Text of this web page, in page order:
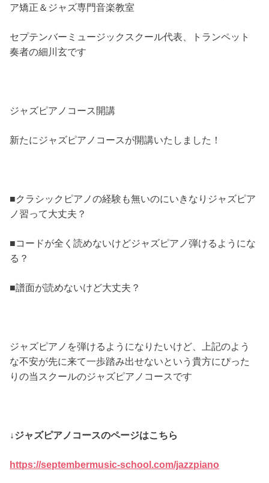
ア矯正＆ジャズ専門音楽教室
セプテンバーミュージックスクール代表、トランペット
奏者の細川玄です
ジャズピアノコース開講
新たにジャズピアノコースが開講いたしました！
■クラシックピアノの経験も無いのにいきなりジャズピア
ノ習って大丈夫？
■コードが全く読めないけどジャズピアノ弾けるようにな
る？
■譜面が読めないけど大丈夫？
ジャズピアノを弾けるようになりたいけど、上記のよう
な不安が先に来て一歩踏み出せないという貴方にぴった
りの当スクールのジャズピアノコースです
↓ジャズピアノコースのページはこちら
https://septembermusic-school.com/jazzpiano